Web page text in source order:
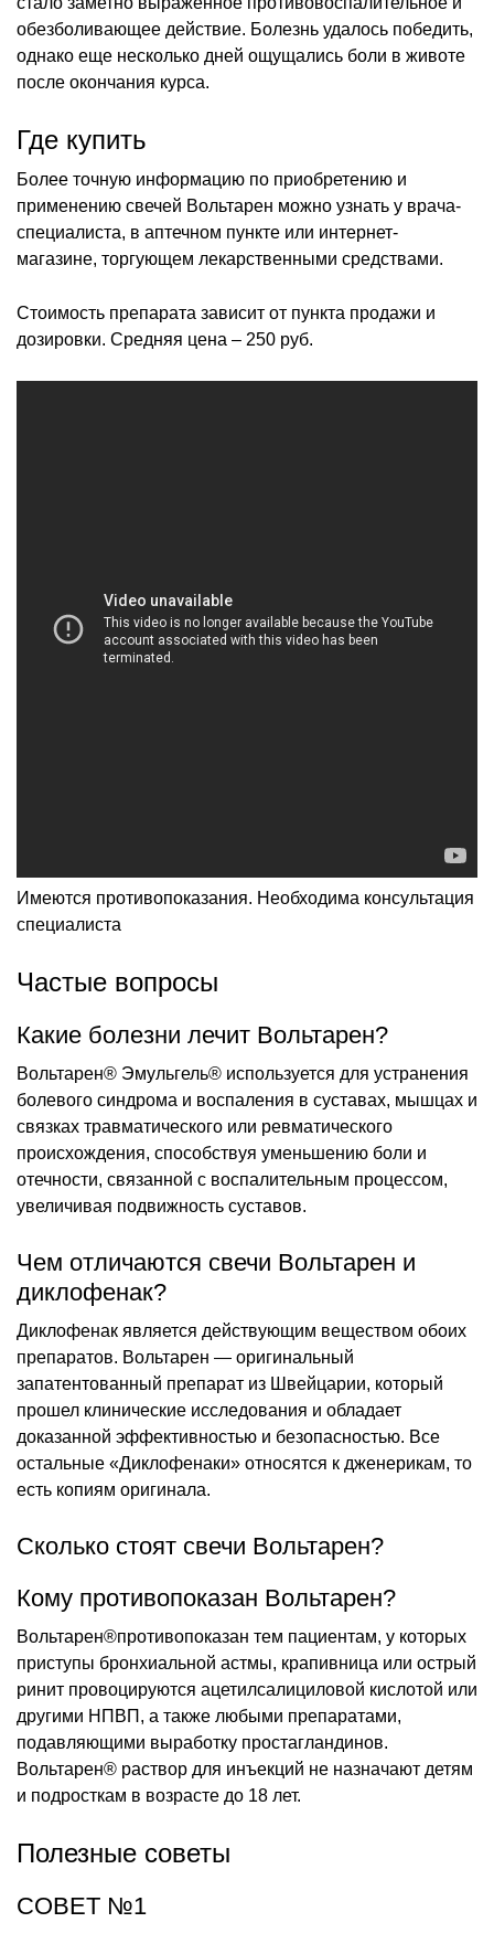
обезболивающее действие. Болезнь удалось победить,
однако еще несколько дней ощущались боли в животе
после окончания курса.
Где купить
Более точную информацию по приобретению и
применению свечей Вольтарен можно узнать у врача-
специалиста, в аптечном пункте или интернет-
магазине, торгующем лекарственными средствами.
Стоимость препарата зависит от пункта продажи и
дозировки. Средняя цена – 250 руб.
Имеются противопоказания. Необходима консультация
специалиста
Частые вопросы
Какие болезни лечит Вольтарен?
Вольтарен® Эмульгель® используется для устранения
болевого синдрома и воспаления в суставах, мышцах и
связках травматического или ревматического
происхождения, способствуя уменьшению боли и
отечности, связанной с воспалительным процессом,
увеличивая подвижность суставов.
Чем отличаются свечи Вольтарен и
диклофенак?
Диклофенак является действующим веществом обоих
препаратов. Вольтарен — оригинальный
запатентованный препарат из Швейцарии, который
прошел клинические исследования и обладает
доказанной эффективностью и безопасностью. Все
остальные «Диклофенаки» относятся к дженерикам, то
есть копиям оригинала.
Сколько стоят свечи Вольтарен?
Кому противопоказан Вольтарен?
Вольтарен®противопоказан тем пациентам, у которых
приступы бронхиальной астмы, крапивница или острый
ринит провоцируются ацетилсалициловой кислотой или
другими НПВП, а также любыми препаратами,
подавляющими выработку простагландинов.
Вольтарен® раствор для инъекций не назначают детям
и подросткам в возрасте до 18 лет.
Полезные советы
СОВЕТ №1